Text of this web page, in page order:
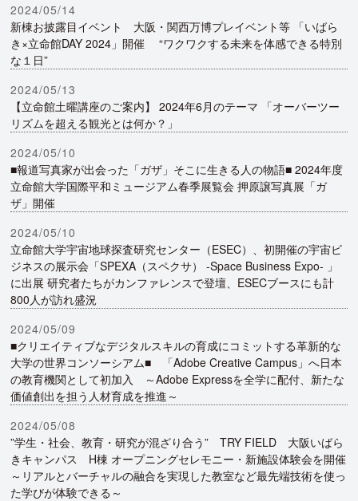
2024/05/14
新棟お披露目イベント 大阪・関西万博プレイベント等 「いばら
き×立命館DAY 2024」開催 “ワクワクする未来を体感できる特別
な１日”
2024/05/13
【立命館土曜講座のご案内】 2024年6月のテーマ 「オーバーツー
リズムを超える観光とは何か？」
2024/05/10
■報道写真家が出会った「ガザ」そこに生きる人の物語■ 2024年度
立命館大学国際平和ミュージアム春季展覧会 押原譲写真展「ガ
ザ」開催
2024/05/10
立命館大学宇宙地球探査研究センター（ESEC）、初開催の宇宙ビ
ジネスの展示会「SPEXA（スペクサ） -Space Business Expo- 」
に出展 研究者たちがカンファレンスで登壇、ESECブースにも計
800人が訪れ盛況
2024/05/09
■クリエイティブなデジタルスキルの育成にコミットする革新的な
大学の世界コンソーシアム■ 「Adobe Creative Campus」へ日本
の教育機関として初加入 ～Adobe Expressを全学に配付、新たな
価値創出を担う人材育成を推進～
2024/05/08
”学生・社会、教育・研究が混ざり合う” TRY FIELD 大阪いばら
きキャンパス H棟 オープニングセレモニー・新施設体験会を開催
～リアルとバーチャルの融合を実現した教室など最先端技術を使っ
た学びが体験できる～